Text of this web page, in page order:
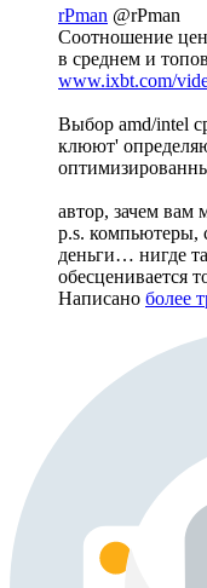
rPman @rPman
Соотношение
в среднем и
www.ixbt.com/
Выбор amd/intel
клюют'
автор, зачем вам
p.s. компьютеры,
деньги… нигде
обесценивается
Написано более